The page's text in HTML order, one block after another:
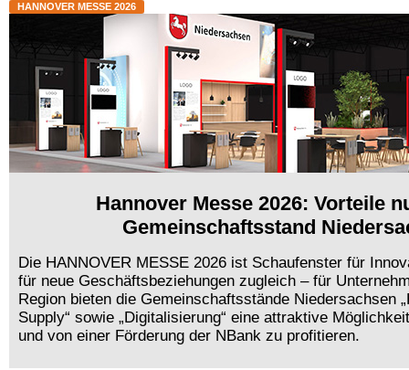
HANNOVER MESSE 2026
Hannover Messe 2026: Vorteile
Gemeinschaftsstand
Die HANNOVER MESSE 2026 ist Schaufenster für
für neue Geschäftsbeziehungen zugleich – für
Region bieten die Gemeinschaftsstände Niedersachsen
Supply“ sowie „Digitalisierung“ eine attraktive
und von einer Förderung der NBank zu profitieren.